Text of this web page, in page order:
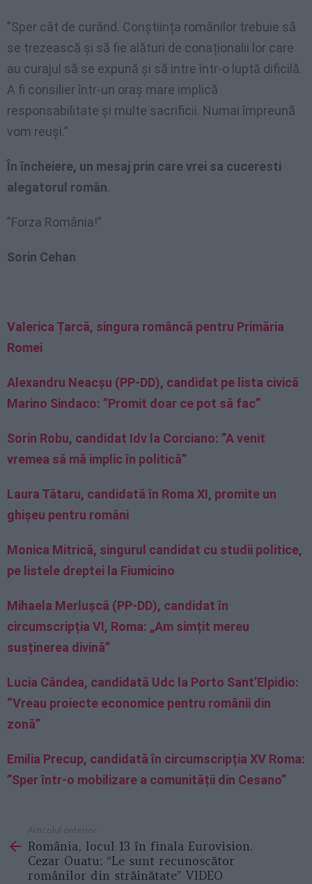
”Sper cât de curând. Conștiința românilor trebuie să
se trezească și să fie alături de conaționalii lor care
au curajul să se expună și să intre într-o luptă dificilă.
A fi consilier într-un oraș mare implică
responsabilitate și multe sacrificii. Numai împreună
vom reuși.”
În încheiere, un mesaj prin care vrei sa cuceresti
alegatorul român.
”Forza România!”
Sorin Cehan
Valerica Țarcă, singura româncă pentru Primăria
Romei
Alexandru Neacşu (PP-DD), candidat pe lista civică
Marino Sindaco: ”Promit doar ce pot să fac”
Sorin Robu, candidat Idv la Corciano: ”A venit
vremea să mă implic în politică”
Laura Tătaru, candidată în Roma XI, promite un
ghișeu pentru români
Monica Mitrică, singurul candidat cu studii politice,
pe listele dreptei la Fiumicino
Mihaela Merlușcă (PP-DD), candidat în
circumscripția VI, Roma: „Am simțit mereu
susținerea divină”
Lucia Cândea, candidată Udc la Porto Sant’Elpidio:
“Vreau proiecte economice pentru românii din
zonă”
Emilia Precup, candidată în circumscripția XV Roma:
”Sper într-o mobilizare a comunității din Cesano”
more
Articolul anterior
România, locul 13 în finala Eurovision.
Cezar Ouatu: “Le sunt recunoscător
românilor din străinătate” VIDEO